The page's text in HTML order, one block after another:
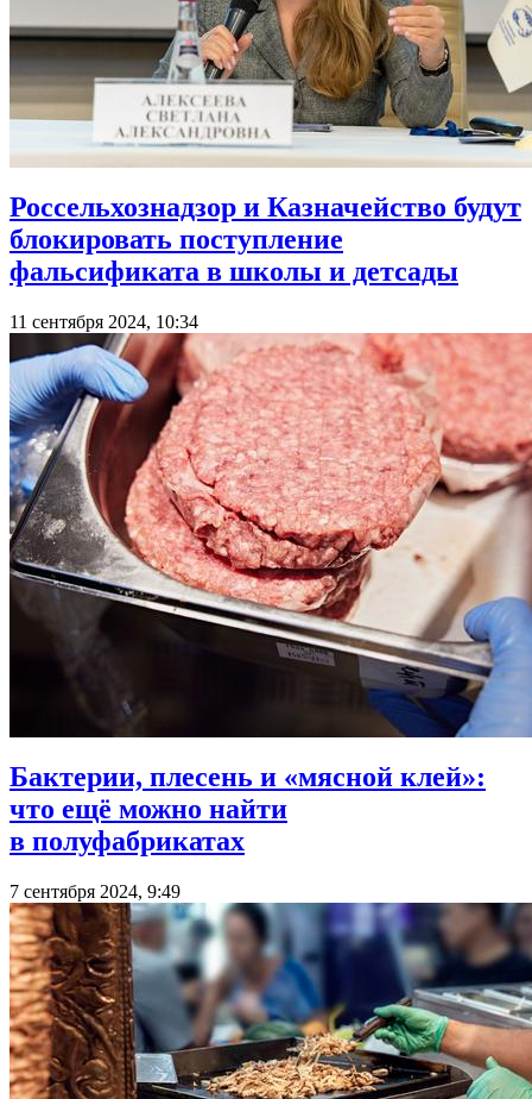
Россельхознадзор и Казначейство будут
блокировать поступление
фальсификата в школы и детсады
11 сентября 2024, 10:34
Бактерии, плесень и «мясной клей»:
что ещё можно найти
в полуфабрикатах
7 сентября 2024, 9:49